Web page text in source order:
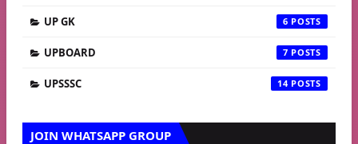
UP GK 6
UPBOARD 7
UPSSSC 14
JOIN WHATSAPP GROUP